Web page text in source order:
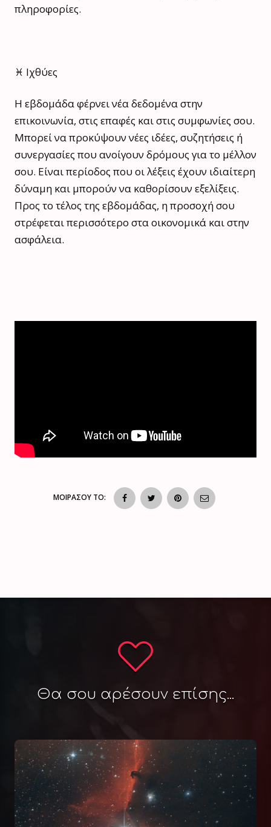
πληροφορίες.
♓ Ιχθύες
Η εβδομάδα φέρνει νέα δεδομένα στην
επικοινωνία, στις επαφές και στις συμφωνίες σου.
Μπορεί να προκύψουν νέες ιδέες, συζητήσεις ή
συνεργασίες που ανοίγουν δρόμους για το μέλλον
σου. Είναι περίοδος που οι λέξεις έχουν ιδιαίτερη
δύναμη και μπορούν να καθορίσουν εξελίξεις.
Προς το τέλος της εβδομάδας, η προσοχή σου
στρέφεται περισσότερο στα οικονομικά και στην
ασφάλεια.
ΜΟΙΡΑΣΟΥ ΤΟ:
Θα σου αρέσουν επίσης...